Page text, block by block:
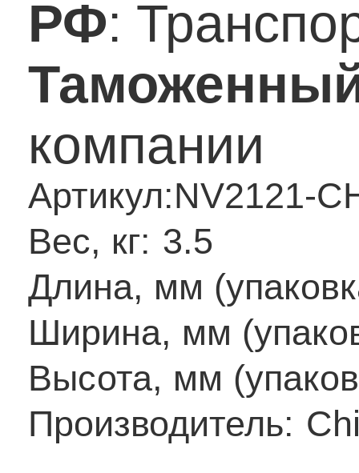
РФ:
компании
Артикул:NV2121-
Вес, кг: 3.5
Длина, мм
Ширина, мм
Высота, мм
Производитель: